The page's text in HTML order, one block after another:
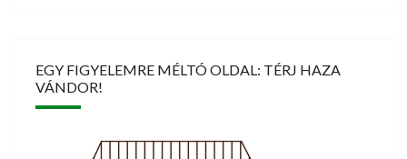
EGY FIGYELEMRE MÉLTÓ OLDAL: TÉRJ HAZA
VÁNDOR!